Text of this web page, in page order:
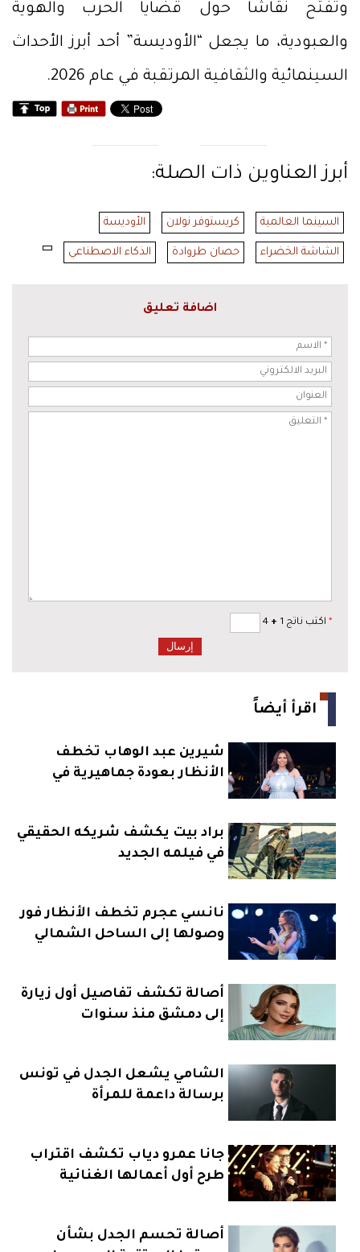
وتفتح نقاشًا حول قضايا الحرب والهوية
والعبودية، ما يجعل “الأوديسة” أحد أبرز الأحداث
السينمائية والثقافية المرتقبة في عام 2026.
أبرز العناوين ذات الصلة:
السينما العالمية كريستوفر نولان الأوديسة
الشاشة الخضراء حصان طروادة الذكاء الاصطناعي
اضافة تعليق
* اكتب ناتج 1 +
اقرأ أيضاً
شيرين عبد الوهاب تخطف
الأنظار بعودة جماهيرية في
براد بيت يكشف شريكه الحقيقي
في فيلمه الجديد
نانسي عجرم تخطف الأنظار فور
وصولها إلى الساحل الشمالي
أصالة تكشف تفاصيل أول زيارة
إلى دمشق منذ سنوات
الشامي يشعل الجدل في تونس
برسالة داعمة للمرأة
جانا عمرو دياب تكشف اقتراب
طرح أول أعمالها الغنائية
أصالة تحسم الجدل بشأن